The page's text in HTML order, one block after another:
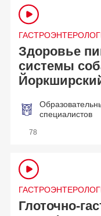
Здоровье
системы
специалистов
78
Глоточно-